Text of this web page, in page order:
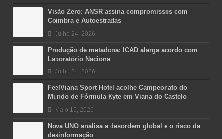
Visão Zero: ANSR assina compromissos com
Coimbra e Autoestradas
Julho 24, 2026
Produção de metadona: ICAD alarga acordo com
Laboratório Nacional
Julho 24, 2026
FeelViana Sport Hotel acolhe Campeonato do
Mundo de Fórmula Kyte em Viana do Castelo
Maio 15, 2026
Nova UNO analisa a desordem global e o risco da
desinformação